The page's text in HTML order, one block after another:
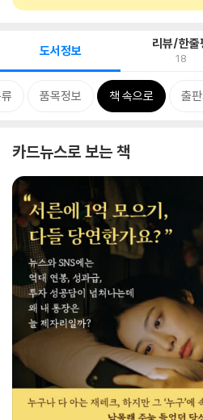
도서정보 리뷰/한줄
18
품목정보 책 속으로 출
카드뉴스로 보는 책